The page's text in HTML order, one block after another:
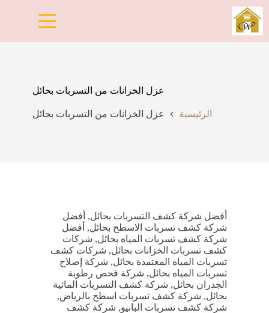
التجاوز
إلى
المحتوى
عزل الخزانات من التسربات بحائل
الرئيسية عزل الخزانات من التسربات بحائل
أفضل شركة كشف التسربات بحائل, أفضل
شركة كشف تسربات الاسطح بحائل, أفضل
شركة كشف تسربات المياه بحائل, شركات
كشف تسربات الخزانات بحائل, شركات كشف
تسربات المياه المعتمدة بحائل, شركة إصلاح
تسربات المياه بحائل, شركة فحص رطوبة
الجدران بحائل, شركة كشف التسربات المائية
بحائل, شركة كشف تسربات اسطح بالرياض,
شركة كشف تسربات البانيو, شركة كشف